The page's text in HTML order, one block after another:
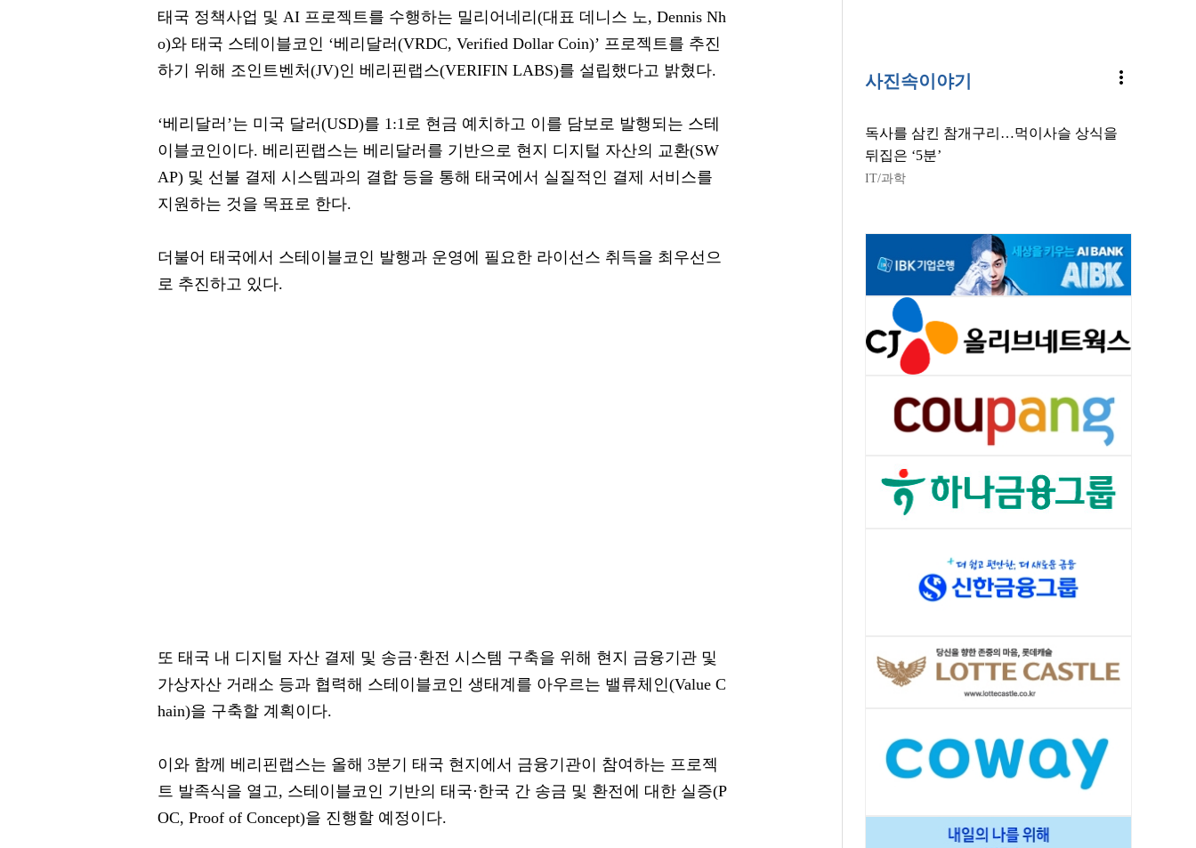
태국 정책사업 및 AI 프로젝트를 수행하는 밀리어네리(대표 데니스 노, Dennis Nh
o)와 태국 스테이블코인 ‘베리달러(VRDC, Verified Dollar Coin)’ 프로젝트를 추진
하기 위해 조인트벤처(JV)인 베리핀랩스(VERIFIN LABS)를 설립했다고 밝혔다.
‘베리달러’는 미국 달러(USD)를 1:1로 현금 예치하고 이를 담보로 발행되는 스테
이블코인이다. 베리핀랩스는 베리달러를 기반으로 현지 디지털 자산의 교환(SW
AP) 및 선불 결제 시스템과의 결합 등을 통해 태국에서 실질적인 결제 서비스를
지원하는 것을 목표로 한다.
더불어 태국에서 스테이블코인 발행과 운영에 필요한 라이선스 취득을 최우선으
로 추진하고 있다.
또 태국 내 디지털 자산 결제 및 송금·환전 시스템 구축을 위해 현지 금융기관 및
가상자산 거래소 등과 협력해 스테이블코인 생태계를 아우르는 밸류체인(Value C
hain)을 구축할 계획이다.
이와 함께 베리핀랩스는 올해 3분기 태국 현지에서 금융기관이 참여하는 프로젝
트 발족식을 열고, 스테이블코인 기반의 태국·한국 간 송금 및 환전에 대한 실증(P
OC, Proof of Concept)을 진행할 예정이다.
사진속이야기 more_vert
독사를 삼킨 참개구리…먹이사슬 상식을
뒤집은 ‘5분’
IT/과학